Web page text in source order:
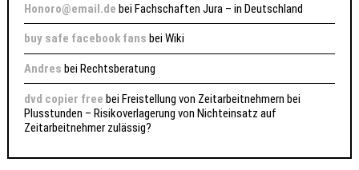
Honoro@email.de beiFachschaften Jura – in Deutschland
buy safe facebook fans beiWiki
Andres beiRechtsberatung
dvd copier free beiFreistellung von Zeitarbeitnehmern bei
Plusstunden – Risikoverlagerung von Nichteinsatz auf
Zeitarbeitnehmer zulässig?